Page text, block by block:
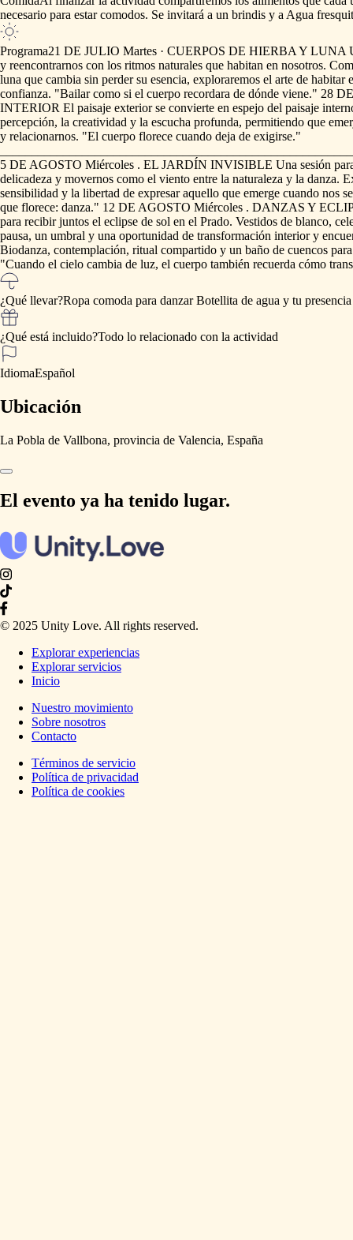
necesario para estar comodos. Se invitará a un brindis y a Agua
Programa21 DE JULIO Martes · CUERPOS DE HIERBA Y LUNA
y reencontrarnos con los ritmos naturales que habitan en nosotros.
luna que cambia sin perder su esencia, exploraremos el arte de habitar
confianza. "Bailar como si el cuerpo recordara de dónde viene." 28 DE
INTERIOR El paisaje exterior se convierte en espejo del paisaje
percepción, la creatividad y la escucha profunda, permitiendo que
y relacionarnos. "El cuerpo florece cuando deja de exigirse."
5 DE AGOSTO Miércoles . EL JARDÍN INVISIBLE Una sesión
delicadeza y movernos como el viento entre la naturaleza y la danza.
sensibilidad y la libertad de expresar aquello que emerge cuando nos
que florece: danza." 12 DE AGOSTO Miércoles . DANZAS Y
para recibir juntos el eclipse de sol en el Prado. Vestidos de blanco,
pausa, un umbral y una oportunidad de transformación interior y
Biodanza, contemplación, ritual compartido y un baño de cuencos para
"Cuando el cielo cambia de luz, el cuerpo también recuerda cómo
¿Qué llevar?Ropa comoda para danzar Botellita de agua y tu presencia
¿Qué está incluido?Todo lo relacionado con la actividad
IdiomaEspañol
Ubicación
La Pobla de Vallbona, provincia de Valencia, España
El evento ya ha tenido lugar.
© 2025 Unity Love. All rights reserved.
Explorar experiencias
Explorar servicios
Inicio
Nuestro movimiento
Sobre nosotros
Contacto
Términos de servicio
Política de privacidad
Política de cookies